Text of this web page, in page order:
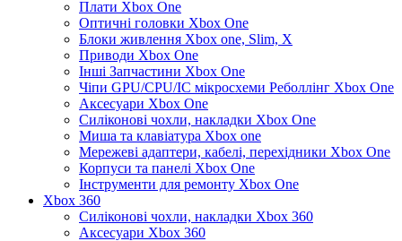
Плати Xbox One
Оптичні головки Xbox One
Блоки живлення Xbox one, Slim, X
Приводи Xbox One
Інші Запчастини Xbox One
Чіпи GPU/CPU/IC мікросхеми Реболлінг Xbox One
Аксесуари Xbox One
Силіконові чохли, накладки Xbox One
Миша та клавіатура Xbox one
Мережеві адаптери, кабелі, перехідники Xbox One
Корпуси та панелі Xbox One
Інструменти для ремонту Xbox One
Xbox 360
Силіконові чохли, накладки Xbox 360
Аксесуари Xbox 360